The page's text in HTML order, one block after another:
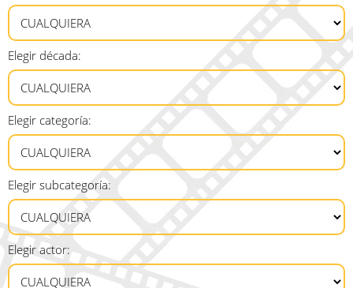
Elegir década:
Elegir categoría:
Elegir subcategoría:
Elegir actor: